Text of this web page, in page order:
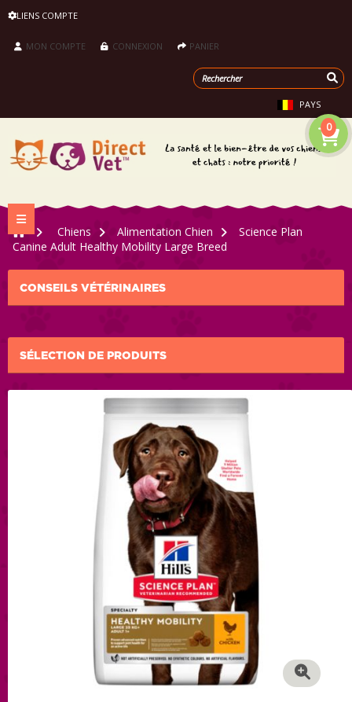
LIENS COMPTE
MON COMPTE CONNEXION PANIER
PAYS
0
Navigation bascule
>
Chiens > Alimentation Chien >
Science Plan
Canine Adult Healthy Mobility Large Breed
CONSEILS VÉTÉRINAIRES
SÉLECTION DE PRODUITS